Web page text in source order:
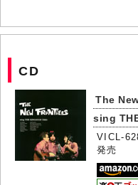
CD
The
sing
VICL-
発売